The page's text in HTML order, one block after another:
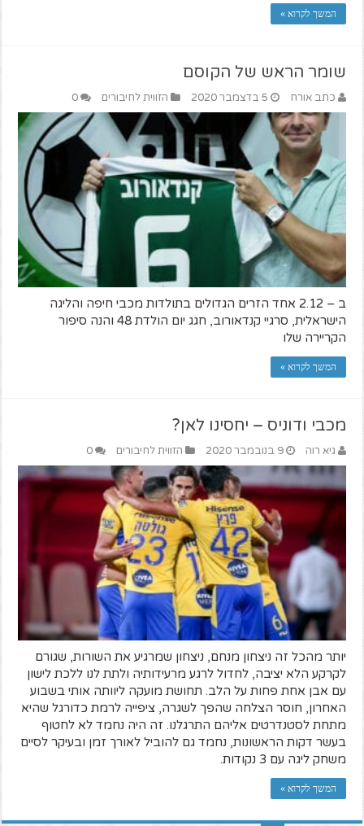
המשך לקרוא »
שומר הראש של הקוסם
כתב אורח 5 בדצמבר 2020 הזווית לחיבורים 0
ב – 2.12 אחד הזרים הגדולים בתולדות מכבי חיפה והליגה
הישראלית, סרגיי קנדאורוב, חגג יום הולדת 48 והנה סיפור
הקריירה שלו
המשך לקרוא »
מכבי ודוניס – יחסינו לאן?
גיא רוה 9 בנובמבר 2020 הזווית לחיבורים 0
יותר מהכל זה ניצחון מנחם, ניצחון שמרגיע את השורות, שגורם
לקרקע הלא יציבה, לחדול לרגע מרעידותיה ולתת לנו ללכת לישון
עם אבן אחת פחות על הלב. תחושת מועקה ליוותה אותי בשבוע
האחרון, חוסר הצלחה שהפך לשגרה, ציפייה לרמת כדורגל שהיא
מתחת לסטנדרטים אליהם התרגלנו. זה היה נחמד לא לחטוף
בעשר דקות הראשונות, נחמד גם להוביל לאורך זמן ובעיקר לסיים
משחק ליגה עם 3 נקודות.
המשך לקרוא »